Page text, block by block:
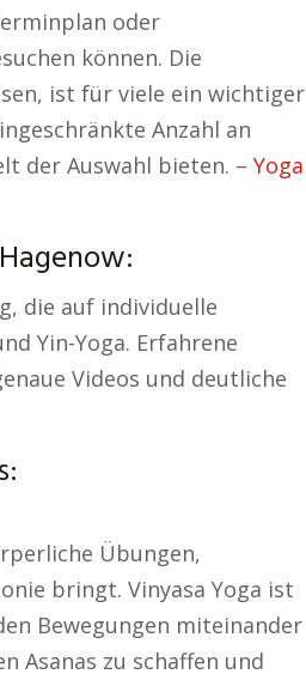
oder
können. Die
ist für viele ein wichtiger
Anzahl an
der Auswahl bieten. – Yoga
die auf individuelle
Yin-Yoga. Erfahrene
Videos und deutliche
Übungen,
bringt. Vinyasa Yoga ist
Bewegungen miteinander
Asanas zu schaffen und